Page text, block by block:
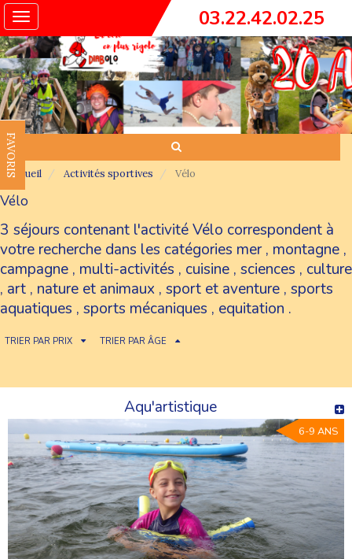
Toggle
navigation
03.22.42.02.25
FAVORIS
Accueil Activités sportives Vélo
Vélo
3 séjours contenant l'activité Vélo correspondent à
votre recherche dans les catégories mer, montagne ,
campagne , multi-activités , cuisine , sciences , culture
, art , nature et animaux , sport et aventure , sports
aquatiques , sports mécaniques , equitation .
TRIER PAR PRIX TRIER PAR ÂGE
Aqu'artistique
6-9 ANS